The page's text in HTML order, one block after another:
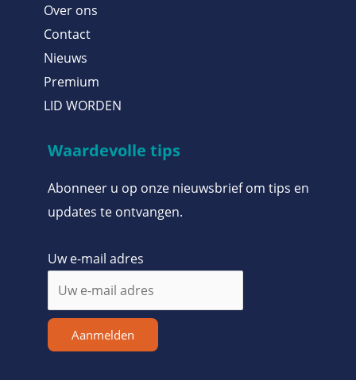
Over ons
Contact
Nieuws
Premium
LID WORDEN
Waardevolle tips
Abonneer u op onze nieuwsbrief om tips en
updates te ontvangen.
Uw e-mail adres
Aanmelden